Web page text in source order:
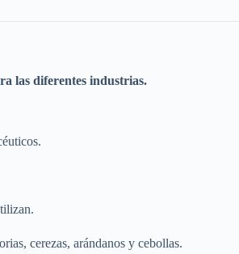
las diferentes industrias.
cerezas, arándanos y cebollas.